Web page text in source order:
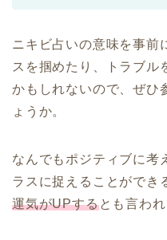
ニキビ占いの意味を事前
スを掴めたり、トラブル
かもしれないので、ぜひ
ょうか。
なんでもポジティブに考
ラスに捉えることができ
運気がUPするとも言わ